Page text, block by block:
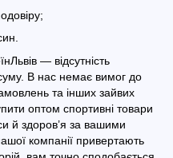
— відсутність
В нас немає вимог до
та інших зайвих
оптом спортивні товари
й здоров’я за вашими
компанії привертають